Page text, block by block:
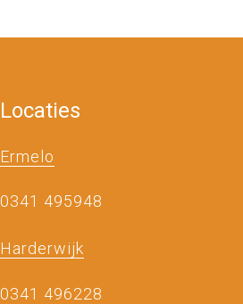
Locaties
Ermelo
0341 495948
Harderwijk
0341 496228